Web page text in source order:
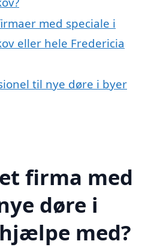
med speciale i
eller hele Fredericia
til nye døre i byer
firma med
døre i
med?